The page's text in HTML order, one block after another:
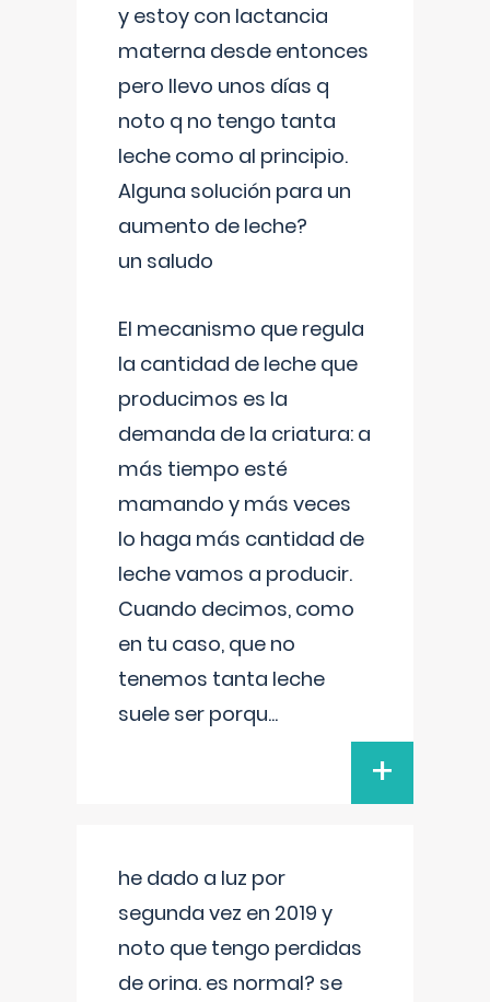
y estoy con lactancia
materna desde entonces
pero llevo unos días q
noto q no tengo tanta
leche como al principio.
Alguna solución para un
aumento de leche?
un saludo
El mecanismo que regula
la cantidad de leche que
producimos es la
demanda de la criatura: a
más tiempo esté
mamando y más veces
lo haga más cantidad de
leche vamos a producir.
Cuando decimos, como
en tu caso, que no
tenemos tanta leche
suele ser porqu...
+
he dado a luz por
segunda vez en 2019 y
noto que tengo perdidas
de orina. es normal? se